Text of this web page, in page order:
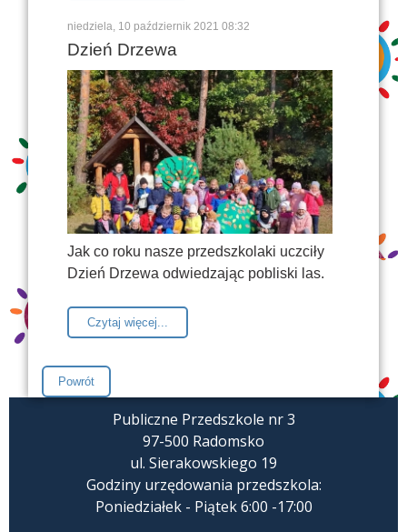
niedziela, 10 październik 2021 08:32
Dzień Drzewa
Jak co roku nasze przedszkolaki uczciły
Dzień Drzewa odwiedzając pobliski las.
Czytaj więcej...
Publiczne Przedszkole nr 3
97-500 Radomsko
ul. Sierakowskiego 19
Godziny urzędowania przedszkola:
Poniedziałek - Piątek 6:00 -17:00